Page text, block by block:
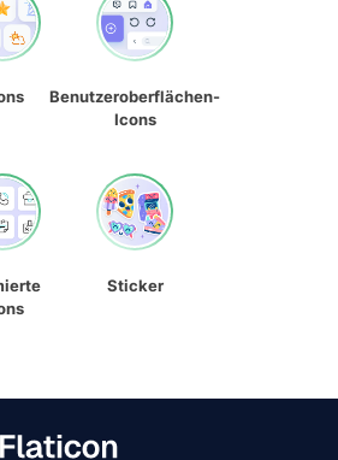
Benutzeroberflächen-
Icons
Sticker